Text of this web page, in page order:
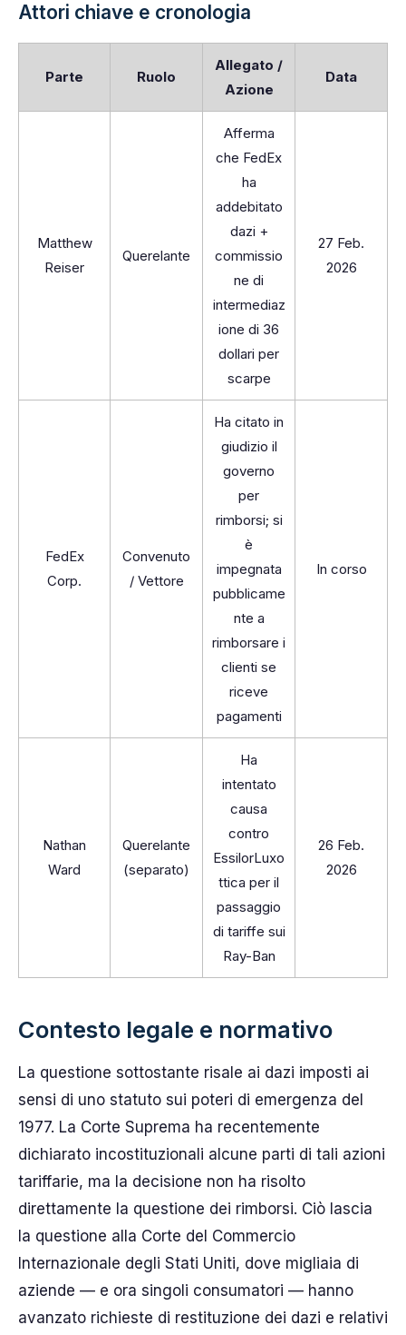
Attori chiave e cronologia
Parte Ruolo
Allegato /
Azione
Data
Matthew
Reiser
Querelante
Afferma
che FedEx
ha
addebitato
dazi +
commissio
ne di
intermediaz
ione di 36
dollari per
scarpe
27 Feb.
2026
FedEx
Corp.
Convenuto
/ Vettore
Ha citato in
giudizio il
governo
per
rimborsi; si
è
impegnata
pubblicame
nte a
rimborsare i
clienti se
riceve
pagamenti
In corso
Nathan
Ward
Querelante
(separato)
Ha
intentato
causa
contro
EssilorLuxo
ttica per il
passaggio
di tariffe sui
Ray-Ban
26 Feb.
2026
Contesto legale e normativo
La questione sottostante risale ai dazi imposti ai
sensi di uno statuto sui poteri di emergenza del
1977. La Corte Suprema ha recentemente
dichiarato incostituzionali alcune parti di tali azioni
tariffarie, ma la decisione non ha risolto
direttamente la questione dei rimborsi. Ciò lascia
la questione alla Corte del Commercio
Internazionale degli Stati Uniti, dove migliaia di
aziende — e ora singoli consumatori — hanno
avanzato richieste di restituzione dei dazi e relativi